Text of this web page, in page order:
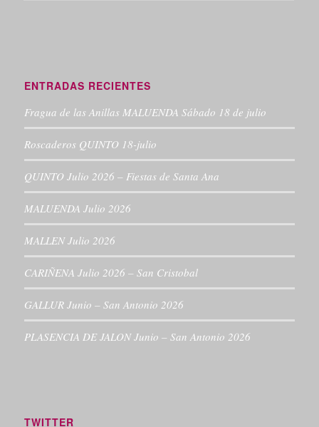
ENTRADAS RECIENTES
Fragua de las Anillas MALUENDA Sábado 18 de julio
Roscaderos QUINTO 18-julio
QUINTO Julio 2026 – Fiestas de Santa Ana
MALUENDA Julio 2026
MALLEN Julio 2026
CARIÑENA Julio 2026 – San Cristobal
GALLUR Junio – San Antonio 2026
PLASENCIA DE JALON Junio – San Antonio 2026
TWITTER